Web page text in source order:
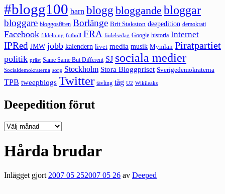
#blogg100 barn blogg bloggande bloggar
bloggare bloggosfären Borlänge Brit Stakston deepedition demokrati
Facebook fildelning fotboll FRA födelsedag Google historia Internet
IPRed JMW jobb kalendern livet media musik Mymlan Piratpartiet
politik präst Same Same But Different SJ sociala medier
Socialdemokraterna sorg Stockholm Stora Bloggpriset Sverigedemokraterna
TPB tweepblogs Twitter tävling tåg U2 Wikileaks
Deepedition förut
Deepedition
Hårda brudar
Inlägget gjort2007 05 252007 05 26 av Deeped